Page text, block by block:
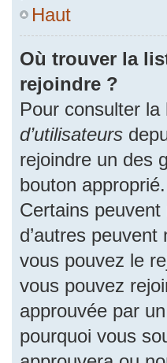
Haut
Où trouver la
rejoindre ?
Pour consulter
d’utilisateurs
rejoindre un des
bouton
Certains
d’autres
vous pouvez le
vous pouvez
approuvée par
pourquoi vous